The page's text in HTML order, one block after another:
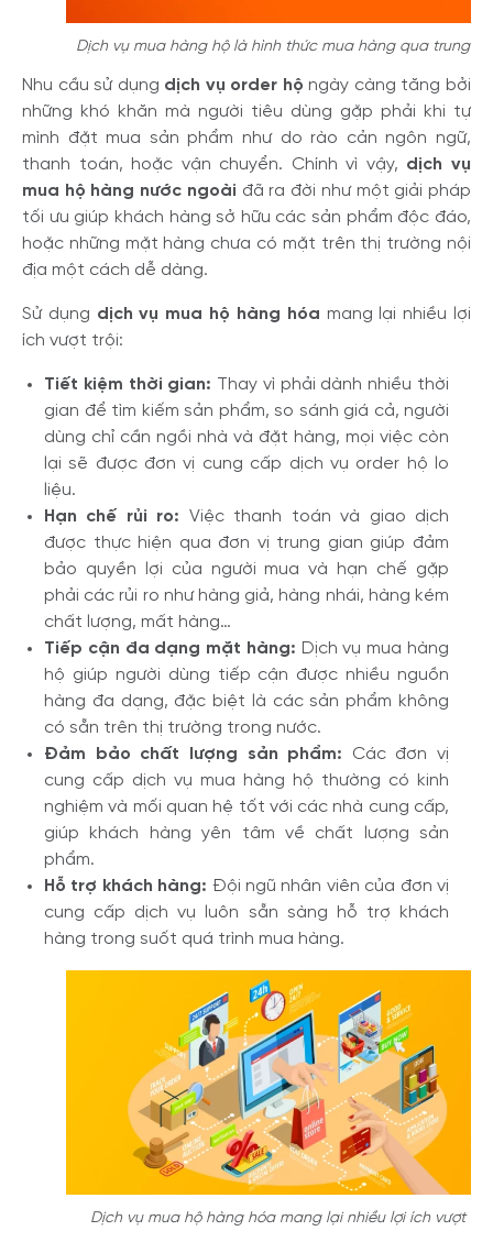
Dịch vụ mua hàng hộ là hình thức mua hàng qua trung
Nhu cầu sử dụng dịch vụ order hộ ngày càng tăng bởi
những khó khăn mà người tiêu dùng gặp phải khi tự
mình đặt mua sản phẩm như do rào cản ngôn ngữ,
thanh toán, hoặc vận chuyển. Chính vì vậy, dịch vụ
mua hộ hàng nước ngoài đã ra đời như một giải pháp
tối ưu giúp khách hàng sở hữu các sản phẩm độc đáo,
hoặc những mặt hàng chưa có mặt trên thị trường nội
địa một cách dễ dàng.
Sử dụng dịch vụ mua hộ hàng hóa mang lại nhiều lợi
ích vượt trội:
Tiết kiệm thời gian: Thay vì phải dành nhiều thời
gian để tìm kiếm sản phẩm, so sánh giá cả, người
dùng chỉ cần ngồi nhà và đặt hàng, mọi việc còn
lại sẽ được đơn vị cung cấp dịch vụ order hộ lo
liệu.
Hạn chế rủi ro: Việc thanh toán và giao dịch
được thực hiện qua đơn vị trung gian giúp đảm
bảo quyền lợi của người mua và hạn chế gặp
phải các rủi ro như hàng giả, hàng nhái, hàng kém
chất lượng, mất hàng…
Tiếp cận đa dạng mặt hàng: Dịch vụ mua hàng
hộ giúp người dùng tiếp cận được nhiều nguồn
hàng đa dạng, đặc biệt là các sản phẩm không
có sẵn trên thị trường trong nước.
Đảm bảo chất lượng sản phẩm: Các đơn vị
cung cấp dịch vụ mua hàng hộ thường có kinh
nghiệm và mối quan hệ tốt với các nhà cung cấp,
giúp khách hàng yên tâm về chất lượng sản
phẩm.
Hỗ trợ khách hàng: Đội ngũ nhân viên của đơn vị
cung cấp dịch vụ luôn sẵn sàng hỗ trợ khách
hàng trong suốt quá trình mua hàng.
Dịch vụ mua hộ hàng hóa mang lại nhiều lợi ích vượt trội